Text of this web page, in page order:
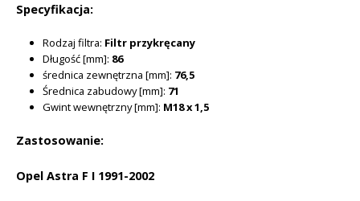
Specyfikacja:
Rodzaj filtra: Filtr przykręcany
Długość [mm]: 86
średnica zewnętrzna [mm]: 76,5
Średnica zabudowy [mm]: 71
Gwint wewnętrzny [mm]: M18 x 1,5
Zastosowanie:
Opel Astra F I 1991-2002